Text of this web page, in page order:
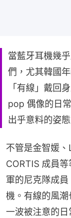
當藍牙耳機幾
們，尤其韓國
「有線」戴回
pop 偶像的日
出乎意料的姿
不管是金智媛
CORTIS 成員
軍的尼克隊成
機。有線的風
一波被注意的日